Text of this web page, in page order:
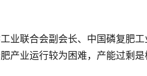
联合会副会长、中国磷复肥工
产业运行较为困难，产能过剩